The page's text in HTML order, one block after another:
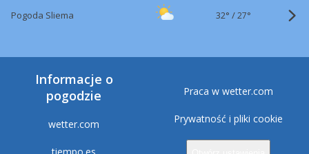
Pogoda Sliema 32° /27°
Informacje o
pogodzie
wetter.com
Praca w wetter.com
Prywatność i pliki cookie